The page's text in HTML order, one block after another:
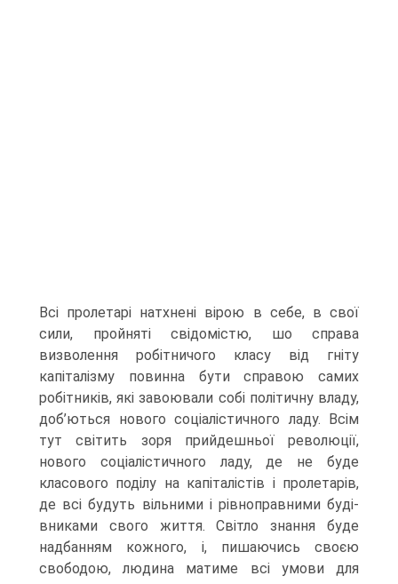
Всі пролетарі натхнені вірою в себе, в свої
сили, пройняті свідомістю, шо справа
визволення робітничого класу від гніту
капіталізму повинна бути справою самих
робітників, які завоювали собі політичну владу,
доб’ються нового соціалістичного ладу. Всім
тут світить зоря прийдешньої революції,
нового соціалістичного ладу, де не буде
класового поділу на капі­талістів і пролетарів,
де всі будуть вільними і рівноправними буді­
вниками свого життя. Світло знання буде
надбанням кожного, і, пишаючись своєю
свободою, людина матиме всі умови для